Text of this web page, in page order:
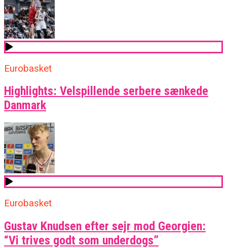
Eurobasket
Highlights: Velspillende serbere sænkede
Danmark
Eurobasket
Gustav Knudsen efter sejr mod Georgien:
“Vi trives godt som underdogs”